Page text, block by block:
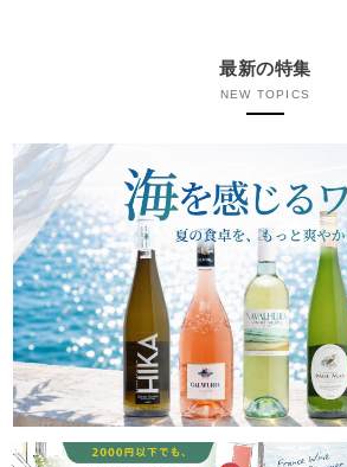
最新の特集
NEW TOPICS